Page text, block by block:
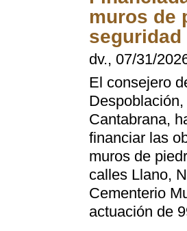
muros de
dv., 07/31/
El consejero
Cantabrana,
financiar las
muros de
calles Llano,
Cementerio
actuación de